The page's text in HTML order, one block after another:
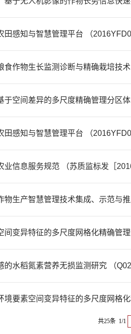
田感知与智慧管理平台 （
食作物生长监测诊断与精确栽培技
于空间差异的多尺度精确管理分区
田感知与智慧管理平台 （
业信息服务规范 （苏质监标发［
物生产智慧管理技术集成、示范与
间变异特征的多尺度网格化精确管
的水稻氮素营养无损监测研究 （
境要素空间变异特征的多尺度网格
共25条 1/1